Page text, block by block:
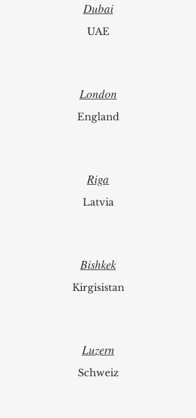
Dubai
UAE
London
England
Riga
Latvia
Bishkek
Kirgisistan
Luzern
Schweiz